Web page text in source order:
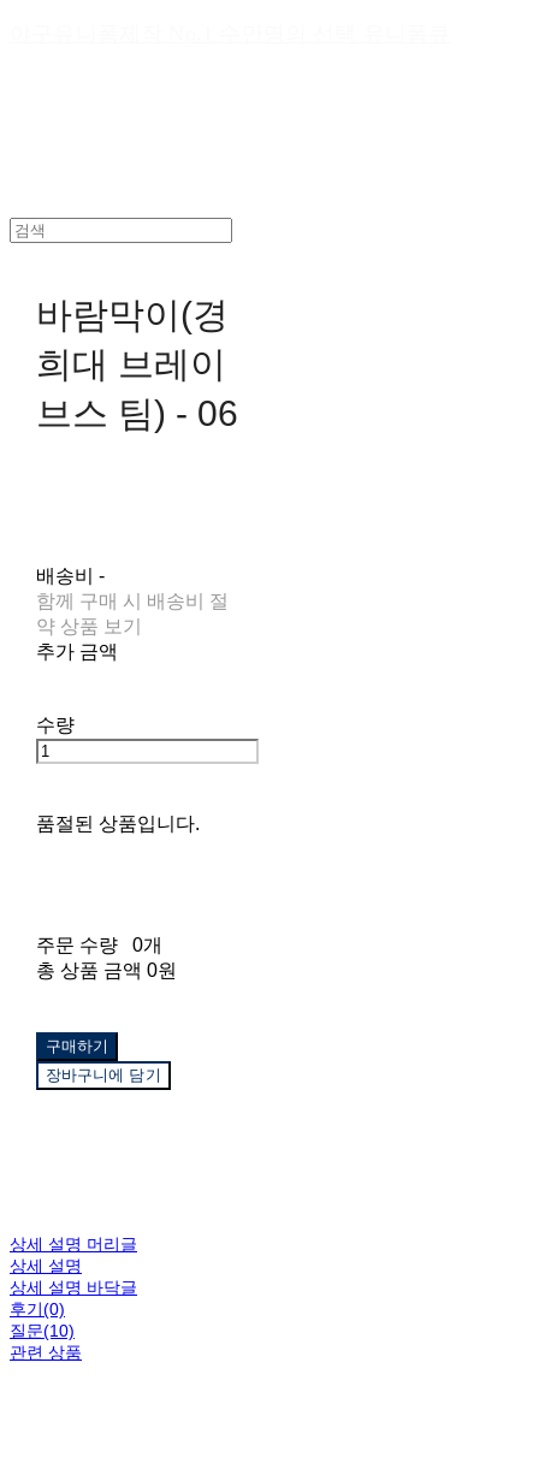
바람막이(경
희대 브레이
브스 팀) - 06
배송비 -
함께 구매 시 배송비 절
약 상품 보기
추가 금액
수량
품절된 상품입니다.
주문 수량
0개
총 상품 금액 0원
구매하기
장바구니에 담기
상세 설명 머리글
상세 설명
상세 설명 바닥글
후기(0)
질문(10)
관련 상품